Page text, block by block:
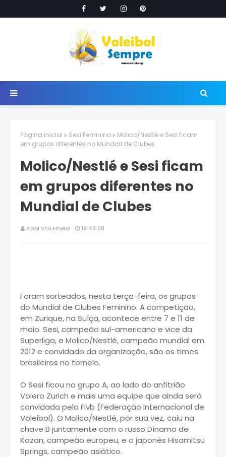
Página inicial Sesi Feminino
Molico/Nestlé e Sesi ficam
em grupos diferentes no Mundial de Clubes
Molico/Nestlé e Sesi ficam
em grupos diferentes no
Mundial de Clubes
ADM VOLEIORG 18:40:00
Foram sorteados, nesta terça-feira, os grupos
do Mundial de Clubes Feminino. A competição,
em Zurique, na Suíça, acontece entre 7 e 11 de
maio. Sesi, campeão sul-americano e vice da
Superliga, e Molico/Nestlé, campeão mundial em
2012 e convidado da organização, são os times
brasileiros no torneio.
O Sesi ficou no grupo A, ao lado do anfitrião
Volero Zurich e mais uma equipe que ainda será
convidada pela Fivb (Federação Internacional de
Voleibol). O Molico/Nestlé, por sua vez, caiu na
chave B juntamente com o russo Dínamo de
Kazan, campeão europeu, e o japonês Hisamitsu
Springs, campeão asiático.